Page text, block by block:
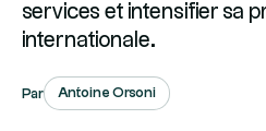
services et intensifier sa
internationale.
Par Antoine Orsoni